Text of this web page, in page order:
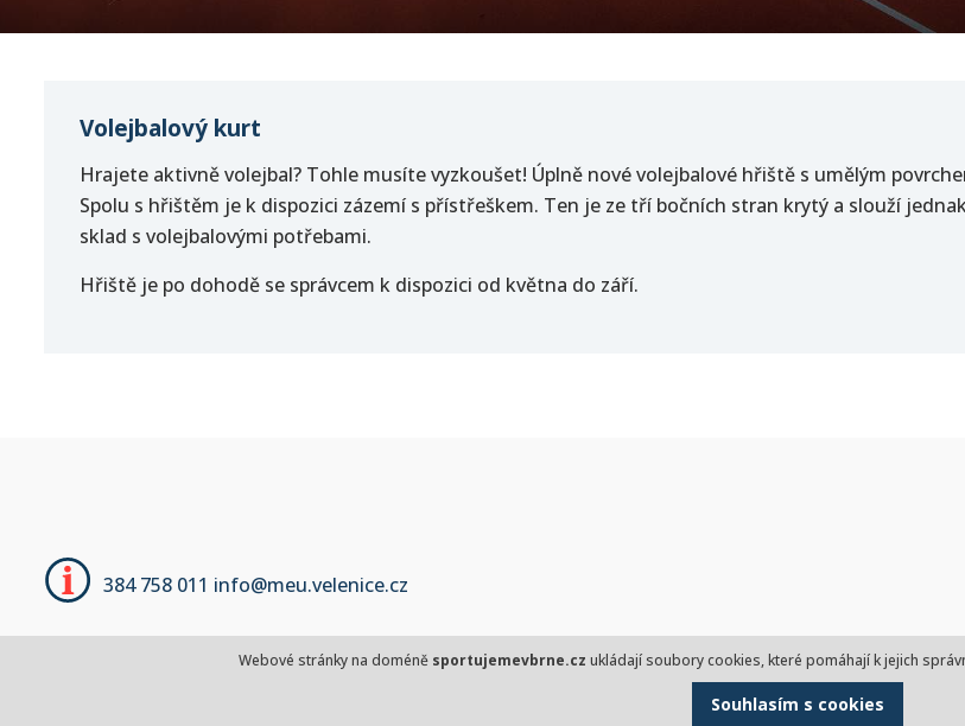
Volejbalový kurt
Hrajete aktivně volejbal? Tohle musíte vyzkoušet! Úplně nové volejbalové hřiště s umělým
Spolu s hřištěm je k dispozici zázemí s přístřeškem. Ten je ze tří bočních stran krytý a slouží
sklad s volejbalovými potřebami.
Hřiště je po dohodě se správcem k dispozici od května do září.
384 758 011 info@meu.velenice.cz
Webové stránky na doméně sportujemevbrne.cz ukládají soubory cookies, které pomáhají k jejich